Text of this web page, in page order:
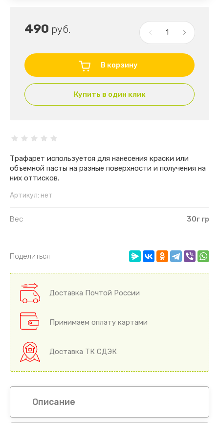
490 руб.
В корзину
Купить в один клик
Трафарет используется для нанесения краски или
объемной пасты на разные поверхности и получения на
них оттисков.
Артикул: нет
Вес 30г гр
Поделиться
Доставка Почтой России
Принимаем оплату картами
Доставка ТК СДЭК
Описание